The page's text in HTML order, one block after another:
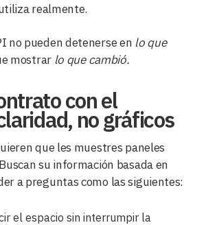
realmente.
no pueden detenerse en lo que
mostrar lo que cambió.
con el
no gráficos
que les muestres paneles
su información basada en
a preguntas como las siguientes:
el espacio sin interrumpir la